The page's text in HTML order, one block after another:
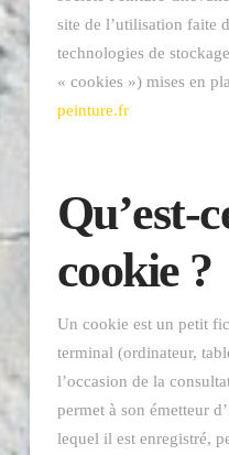
site de l’utilisation faite
technologies de
« cookies ») mises en
peinture.fr
Qu’est-
cookie ?
Un cookie est un petit
terminal (ordinateur,
l’occasion de la
permet à son émetteur
lequel il est enregistré,